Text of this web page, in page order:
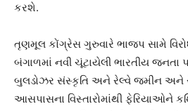
કરશે.
તૃણમૂલ કોંગ્રેસ ગુરુવારે ભાજપ સામે
બંગાળમાં નવી ચૂંટાયેલી ભારતીય જનતા
બુલડોઝર સંસ્કૃતિ અને રેલ્વે જમીન અને
આસપાસના વિસ્તારોમાંથી ફેરિયાઓને